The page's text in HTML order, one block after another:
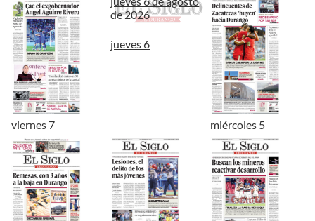
viernes 7
jueves 6
miércoles 5